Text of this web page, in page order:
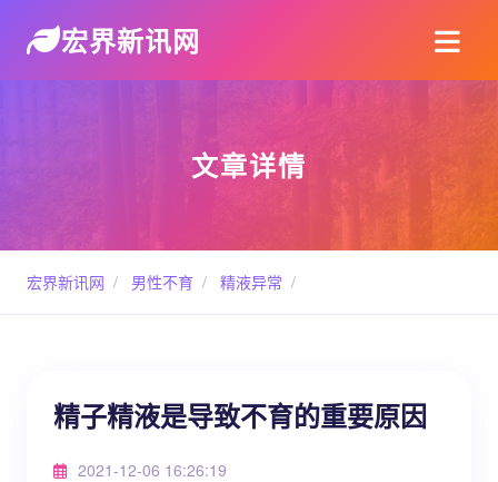
宏界新讯网
文章详情
宏界新讯网 / 男性不育 / 精液异常 /
精子精液是导致不育的重要原因
2021-12-06 16:26:19